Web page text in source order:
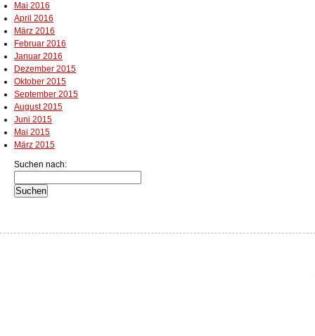
Mai 2016
April 2016
März 2016
Februar 2016
Januar 2016
Dezember 2015
Oktober 2015
September 2015
August 2015
Juni 2015
Mai 2015
März 2015
Suchen nach: